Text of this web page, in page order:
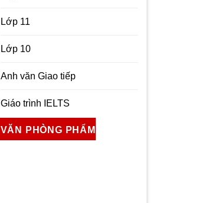
Lớp 11
Lớp 10
Anh văn Giao tiếp
Giáo trình IELTS
VĂN PHÒNG PHẨM